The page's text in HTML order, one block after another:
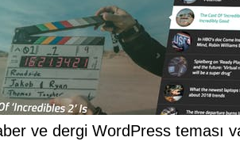
ve dergi WordPress teması